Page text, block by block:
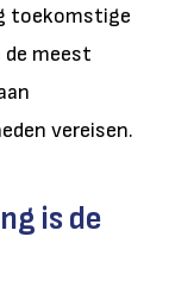
toekomstige
de meest
vereisen.
is de